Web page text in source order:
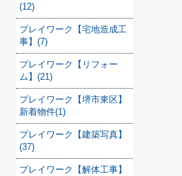
(12)
プレイワーク【宅地造成工
事】(7)
プレイワーク【リフォー
ム】(21)
プレイワーク【堺市東区】
新着物件(1)
プレイワーク【建築写真】
(37)
プレイワーク【解体工事】